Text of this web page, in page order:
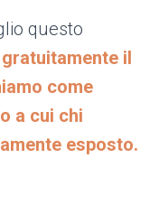
questo
il
come
a cui chi
esposto.